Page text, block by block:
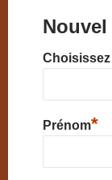
Choisissez
Prénom*